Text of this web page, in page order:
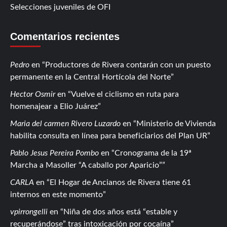
Selecciones juveniles de OFI
Comentarios recientes
Pedro en
Productores de Rivera contarán con un puesto
permanente en la Central Hortícola del Norte
Hector Osmiren
Vuelve el ciclismo en ruta para
homenajear a Elio Juárez
Maria del carmen Rivero Luzardo en
Ministerio de Vivienda
habilita consulta en línea para beneficiarios del Plan UR
Pablo Jesus Pereira Pombo en
Cronograma de la 19ª
Marcha a Masoller “A caballo por Aparicio”
CARLA en
El Hogar de Ancianos de Rivera tiene 61
internos en este momento
vpirrongelli en
Niña de dos años está “estable y
recuperándose” tras intoxicación por cocaína